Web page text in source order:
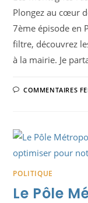
Plongez au cœur
7ème épisode en
filtre, découvrez
à la mairie. Je
COMMENTAIRES
POLITIQUE
Le Pôle